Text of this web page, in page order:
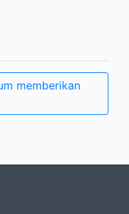
memberikan